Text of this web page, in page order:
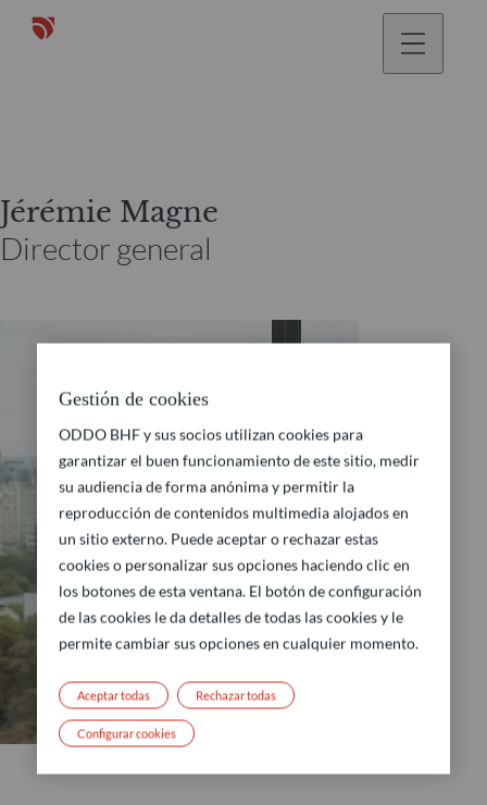
Jérémie Magne
Director general
Gestión de cookies
ODDO BHF y sus socios utilizan cookies para
garantizar el buen funcionamiento de este sitio, medir
su audiencia de forma anónima y permitir la
reproducción de contenidos multimedia alojados en
un sitio externo. Puede aceptar o rechazar estas
cookies o personalizar sus opciones haciendo clic en
los botones de esta ventana. El botón de configuración
de las cookies le da detalles de todas las cookies y le
permite cambiar sus opciones en cualquier momento.
Rechazar todas
Aceptar todas
Configurar cookies